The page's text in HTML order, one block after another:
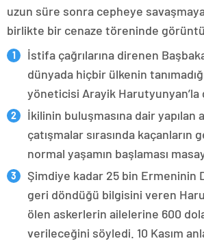
uzun süre sonra cepheye
birlikte bir cenaze töreninde
İstifa çağrılarına direnen
dünyada hiçbir ülkenin
yöneticisi Arayik Harutyunyan’la
İkilinin buluşmasına dair yapılan
çatışmalar sırasında kaçanların
normal yaşamın başlaması
Şimdiye kadar 25 bin Ermeninin
geri döndüğü bilgisini veren
ölen askerlerin ailelerine 600
verileceğini söyledi. 10 Kasım